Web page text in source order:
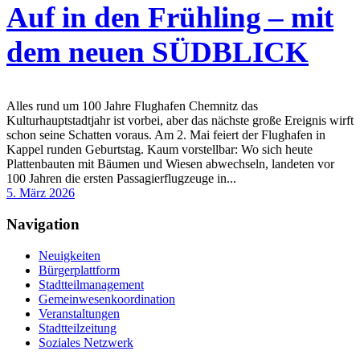
Auf in den Frühling – mit
dem neuen SÜDBLICK
Alles rund um 100 Jahre Flughafen Chemnitz das
Kulturhauptstadtjahr ist vorbei, aber das nächste große Ereignis wirft
schon seine Schatten voraus. Am 2. Mai feiert der Flughafen in
Kappel runden Geburtstag. Kaum vorstellbar: Wo sich heute
Plattenbauten mit Bäumen und Wiesen abwechseln, landeten vor
100 Jahren die ersten Passagierflugzeuge in...
5. März 2026
Navigation
Neuigkeiten
Bürgerplattform
Stadtteilmanagement
Gemeinwesenkoordination
Veranstaltungen
Stadtteilzeitung
Soziales Netzwerk